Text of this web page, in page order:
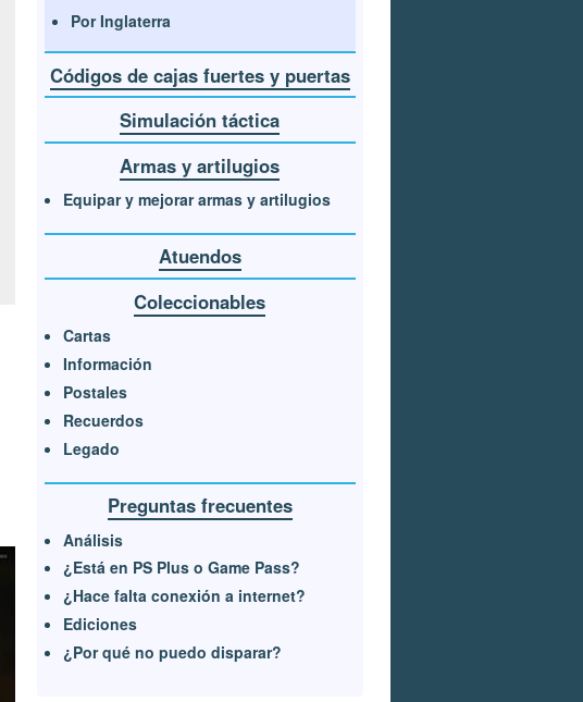
Por Inglaterra
Códigos de cajas fuertes y puertas
Simulación táctica
Armas y artilugios
Equipar y mejorar armas y artilugios
Atuendos
Coleccionables
Cartas
Información
Postales
Recuerdos
Legado
Preguntas frecuentes
Análisis
¿Está en PS Plus o Game Pass?
¿Hace falta conexión a internet?
Ediciones
¿Por qué no puedo disparar?